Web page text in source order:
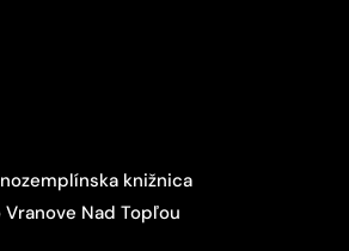
knižnica
Vranove Nad Topľou